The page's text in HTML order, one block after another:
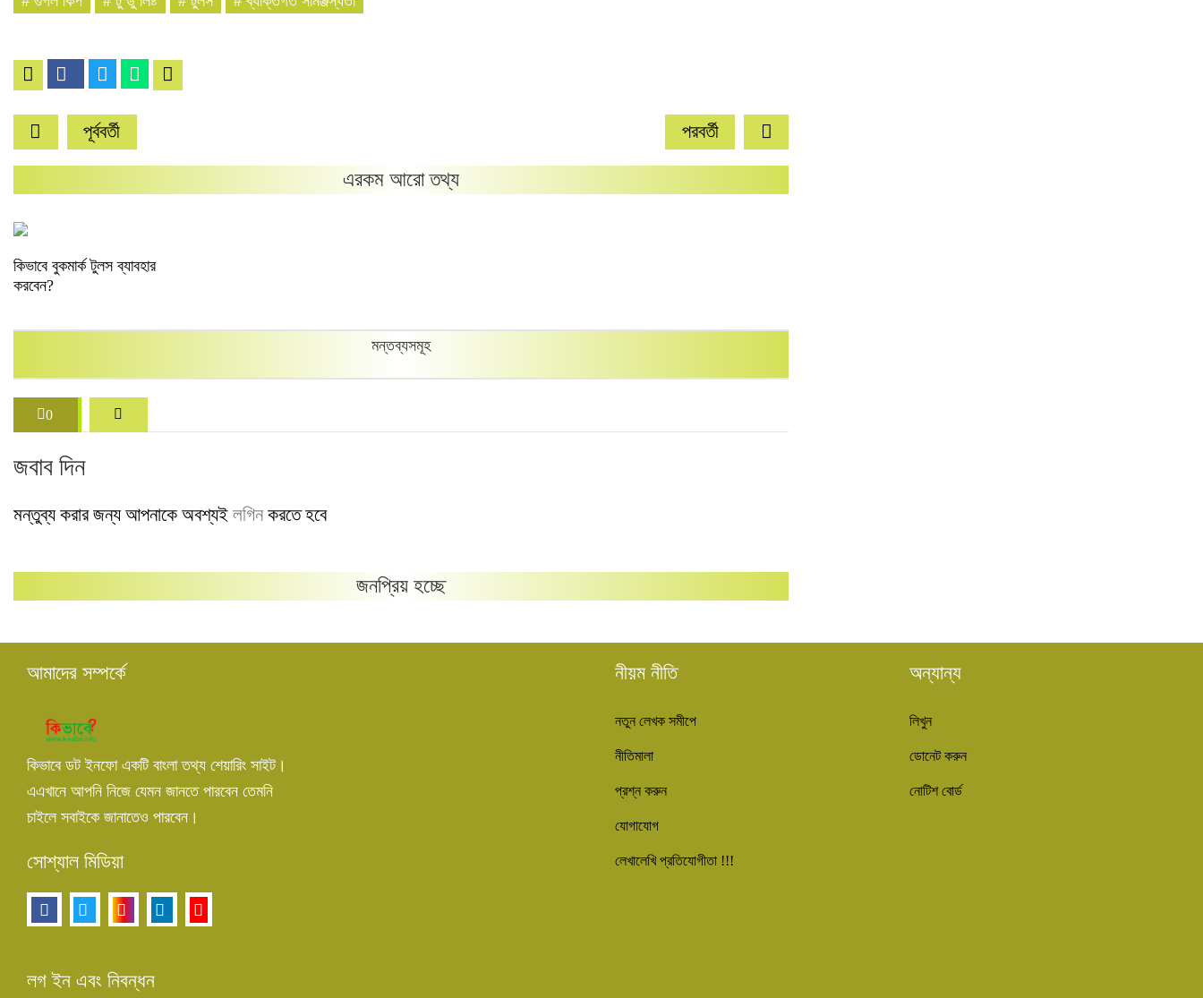
পূর্ববর্তী পরবর্তী
এরকম আরো তথ্য
কিভাবে বুকমার্ক টুলস ব্যাবহার
করবেন?
মন্তব্যসমূহ
0
জবাব দিন
মন্তুব্য করার জন্য আপনাকে অবশ্যই লগিনকরতে হবে
জনপ্রিয় হচ্ছে
আমাদের সম্পর্কে
কিভাবে ডট ইনফো একটি বাংলা তথ্য শেয়ারিং সাইট।
এএখানে আপনি নিজে যেমন জানতে পারবেন তেমনি
চাইলে সবাইকে জানাতেও পারবেন।
সোশ্যাল মিডিয়া
লগ ইন এবং নিবন্ধন
নীয়ম নীতি
নতুন লেখক সমীপে
নীতিমালা
প্রশ্ন করুন
যোগাযোগ
লেখালেখি প্রতিযোগীতা !!!
অন্যান্য
লিখুন
ডোনেট করুন
নোটিশ বোর্ড